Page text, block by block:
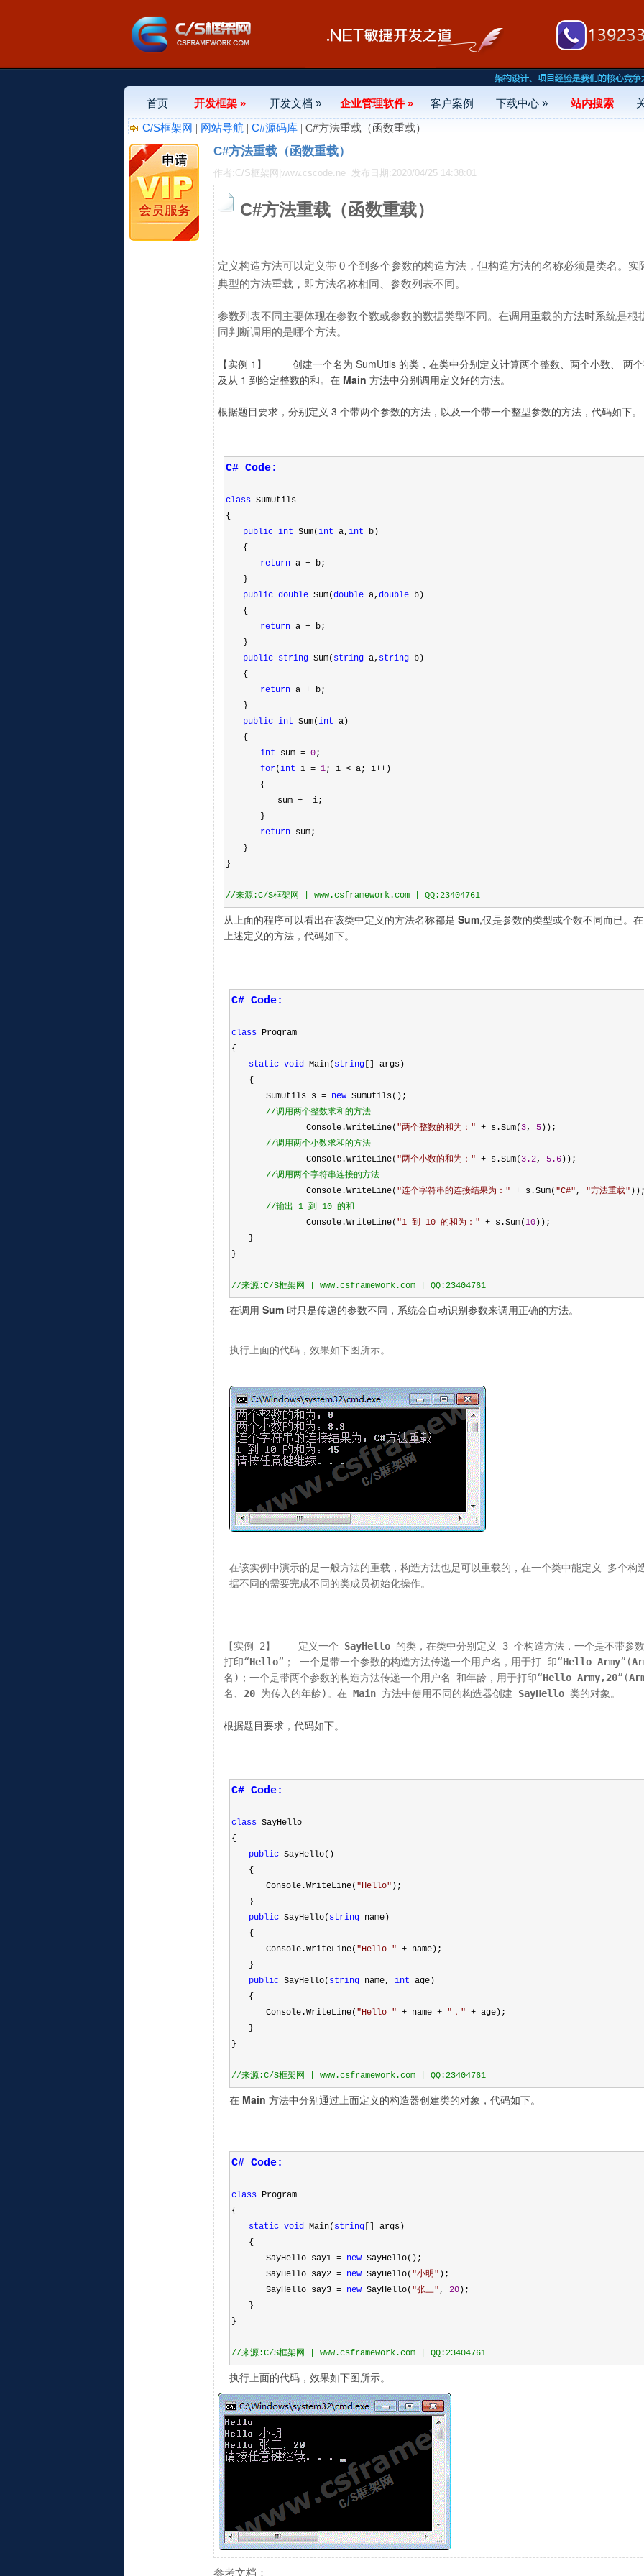
首页 开发框架 » 开发文档 » 企业管理软件 » 客户案例 下载中心 » 站内搜索
C/S框架网 | 网站导航 | C#源码库| C#方法重载（函数重载）
C#方法重载（函数重载）
作者:C/S框架网|www.cscode.ne 发布日期:2020/04/25 14:38:01
C#方法重载（函数重载）
定义构造方法可以定义带 0 个到多个参数的构造方法，但构造方法的名称必须是类名。实
典型的方法重载，即方法名称相同、参数列表不同。
参数列表不同主要体现在参数个数或参数的数据类型不同。在调用重载的方法时系统是根
同判断调用的是哪个方法。
【实例 1】 创建一个名为 SumUtils 的类，在类中分别定义计算两个整数、两个小数、 两
及从 1 到给定整数的和。在 Main 方法中分别调用定义好的方法。
根据题目要求，分别定义 3 个带两个参数的方法，以及一个带一个整型参数的方法，代码如下。
C# Code:
class SumUtils
{
public int Sum(int a, int b)
{
return a + b;
}
public double Sum(double a, double b)
{
return a + b;
}
public
string Sum( string a, string b)
{
return a + b;
}
public int Sum(int a)
{
int sum = 0;
for(int i = 1; i < a; i++)
{
sum += i;
}
return sum;
}
}
//来源:C/S框架网 | www.csframework.com | QQ:23404761
从上面的程序可以看出在该类中定义的方法名称都是 Sum,仅是参数的类型或个数不同而已。
上述定义的方法，代码如下。
C# Code:
class Program
{
static void Main( string[] args)
{
SumUtils s = new SumUtils();
//调用两个整数求和的方法
        Console.WriteLine(
"两个整数的和为： " + s.Sum( 3, 5));
//调用两个小数求和的方法
        Console.WriteLine(
"两个小数的和为： " + s.Sum( 3.2, 5.6));
//调用两个字符串连接的方法
        Console.WriteLine(
"连个字符串的连接结果为： " + s.Sum( "C#", "方法重载"
//输出 1 到 10 的和
        Console.WriteLine(
"1 到 10 的和为： " + s.Sum(10));
}
}
//来源:C/S框架网 | www.csframework.com | QQ:23404761
在调用 Sum 时只是传递的参数不同，系统会自动识别参数来调用正确的方法。
执行上面的代码，效果如下图所示。
在该实例中演示的是一般方法的重载，构造方法也是可以重载的，在一个类中能定义 多个构
据不同的需要完成不同的类成员初始化操作。
【实例 2】    定义一个 SayHello 的类，在类中分别定义 3 个构造方法，一个是不带参
打印“Hello”； 一个是带一个参数的构造方法传递一个用户名，用于打 印“Hello Army”(
名)；一个是带两个参数的构造方法传递一个用户名 和年龄，用于打印“Hello Army,20”(
名、 20 为传入的年龄)。在 Main 方法中使用不同的构造器创建 SayHello 类的对象。
根据题目要求，代码如下。
C# Code:
class SayHello
{
public SayHello()
{
Console.WriteLine( "Hello" );
}
public SayHello( string name)
{
Console.WriteLine( "Hello " + name);
}
public SayHello( string name, int age)
{
Console.WriteLine( "Hello " + name + " ， " + age);
}
}
//来源:C/S框架网 | www.csframework.com | QQ:23404761
在 Main 方法中分别通过上面定义的构造器创建类的对象，代码如下。
C# Code:
class Program
{
static void Main( string[] args)
{
SayHello say1 = new SayHello();
SayHello say2 = new SayHello( "小明 " );
SayHello say3 = new SayHello( "张三", 20);
}
}
//来源:C/S框架网 | www.csframework.com | QQ:23404761
执行上面的代码，效果如下图所示。
参考文档：